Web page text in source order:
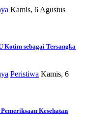
Kamis, 6 Agustus
Kotim sebagai Tersangka
Peristiwa Kamis, 6
Kesehatan